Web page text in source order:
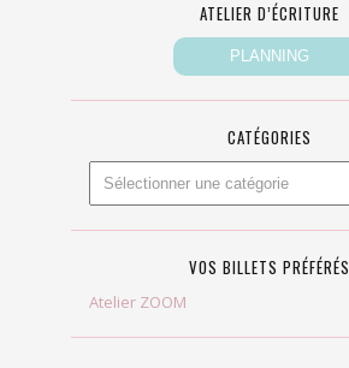
ATELIER D’ÉCRITURE
CATÉGORIES
VOS BILLETS PRÉFÉRÉS
Atelier ZOOM